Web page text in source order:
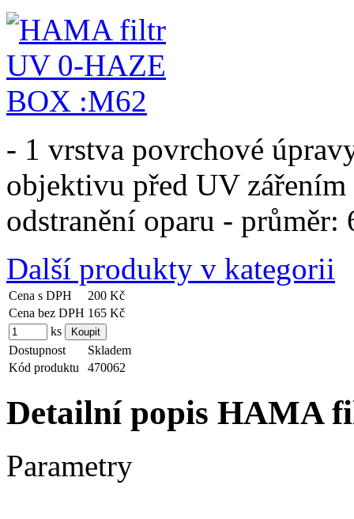
- 1 vrstva povrchové
objektivu před UV
odstranění oparu -
Další produkty v kategorii
Cena s DPH
200 Kč
Cena bez DPH 165 Kč
ks
Dostupnost
Skladem
Kód produktu
470062
Detailní popis HAMA
Parametry